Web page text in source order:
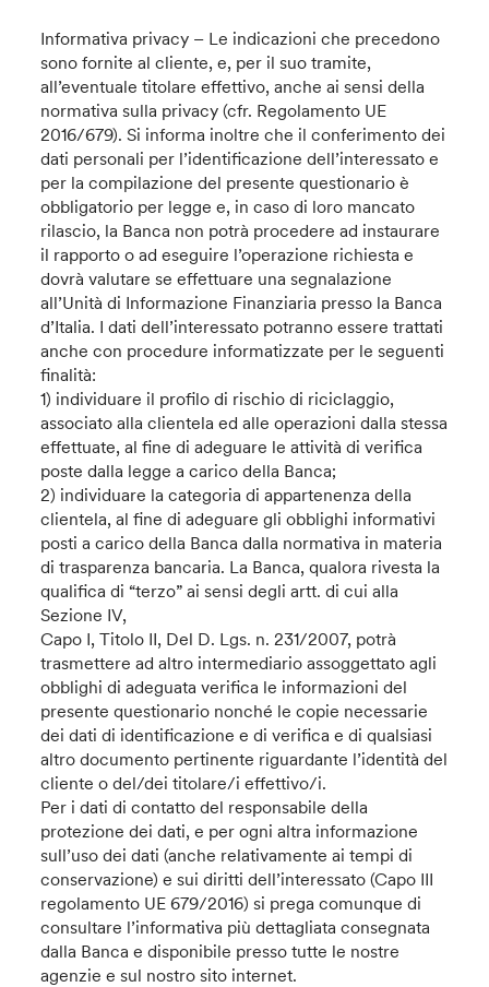
Informativa privacy – Le indicazioni che precedono
sono fornite al cliente, e, per il suo tramite,
all’eventuale titolare effettivo, anche ai sensi della
normativa sulla privacy (cfr. Regolamento UE
2016/679). Si informa inoltre che il conferimento dei
dati personali per l’identificazione dell’interessato e
per la compilazione del presente questionario è
obbligatorio per legge e, in caso di loro mancato
rilascio, la Banca non potrà procedere ad instaurare
il rapporto o ad eseguire l’operazione richiesta e
dovrà valutare se effettuare una segnalazione
all’Unità di Informazione Finanziaria presso la Banca
d’Italia. I dati dell’interessato potranno essere trattati
anche con procedure informatizzate per le seguenti
finalità:
1) individuare il profilo di rischio di riciclaggio,
associato alla clientela ed alle operazioni dalla stessa
effettuate, al fine di adeguare le attività di verifica
poste dalla legge a carico della Banca;
2) individuare la categoria di appartenenza della
clientela, al fine di adeguare gli obblighi informativi
posti a carico della Banca dalla normativa in materia
di trasparenza bancaria. La Banca, qualora rivesta la
qualifica di “terzo” ai sensi degli artt. di cui alla
Sezione IV,
Capo I, Titolo II, Del D. Lgs. n. 231/2007, potrà
trasmettere ad altro intermediario assoggettato agli
obblighi di adeguata verifica le informazioni del
presente questionario nonché le copie necessarie
dei dati di identificazione e di verifica e di qualsiasi
altro documento pertinente riguardante l’identità del
cliente o del/dei titolare/i effettivo/i.
Per i dati di contatto del responsabile della
protezione dei dati, e per ogni altra informazione
sull’uso dei dati (anche relativamente ai tempi di
conservazione) e sui diritti dell’interessato (Capo III
regolamento UE 679/2016) si prega comunque di
consultare l’informativa più dettagliata consegnata
dalla Banca e disponibile presso tutte le nostre
agenzie e sul nostro sito internet.